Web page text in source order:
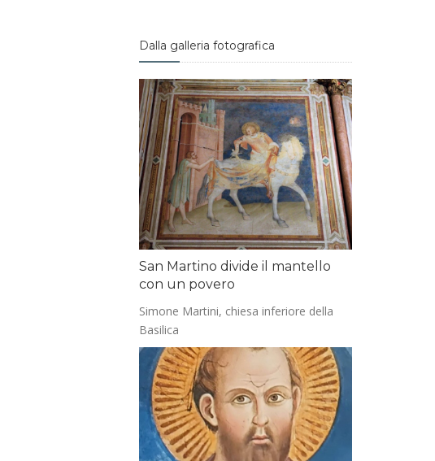
Dalla galleria fotografica
San Martino divide il mantello
con un povero
Simone Martini, chiesa inferiore della
Basilica